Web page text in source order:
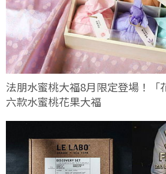
法朋水蜜桃大福8月限定登場！「
六款水蜜桃花果大福